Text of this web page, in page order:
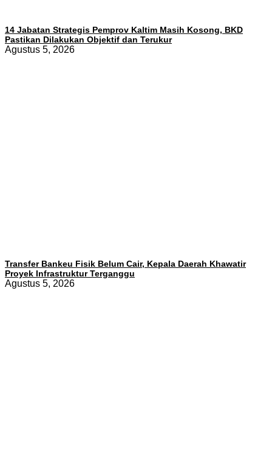
14 Jabatan Strategis Pemprov Kaltim Masih Kosong, BKD
Pastikan Dilakukan Objektif dan Terukur
Agustus 5, 2026
Transfer Bankeu Fisik Belum Cair, Kepala Daerah Khawatir
Proyek Infrastruktur Terganggu
Agustus 5, 2026